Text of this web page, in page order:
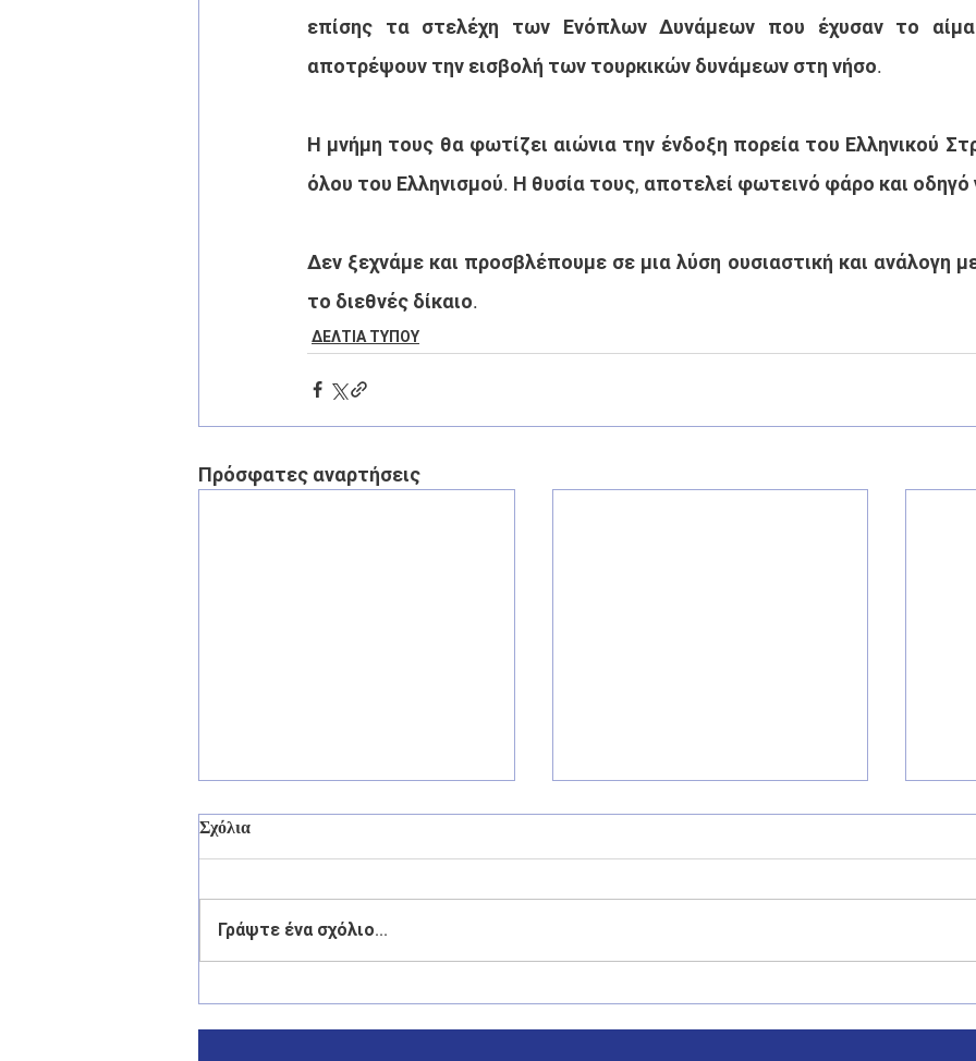
επίσης τα στελέχη των Ενόπλων Δυνάμεων που έχυσαν το
αποτρέψουν την εισβολή των τουρκικών δυνάμεων στη νήσο.
Η μνήμη τους θα φωτίζει αιώνια την ένδοξη πορεία του Ελληνικού
όλου του Ελληνισμού. Η θυσία τους, αποτελεί φωτεινό φάρο και οδηγό
Δεν ξεχνάμε και προσβλέπουμε σε μια λύση ουσιαστική και ανάλογη
το διεθνές δίκαιο.
ΔΕΛΤΙΑ ΤΥΠΟΥ
Πρόσφατες αναρτήσεις
Σχόλια
Γράψτε ένα σχόλιο...